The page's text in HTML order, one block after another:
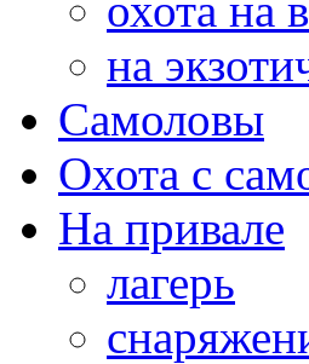
на
Самоловы
Охота с
На привале
лагерь